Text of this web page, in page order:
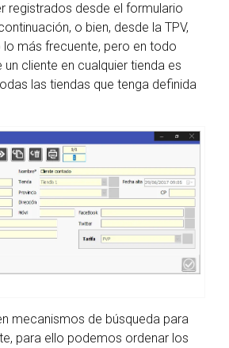
registrados desde el formulario
o bien, desde la TPV,
más frecuente, pero en todo
cliente en cualquier tienda es
las tiendas que tenga definida
mecanismos de búsqueda para
para ello podemos ordenar los